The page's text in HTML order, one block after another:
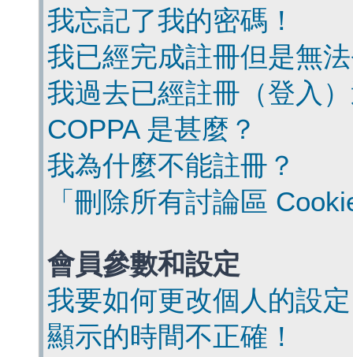
我忘記了我的密碼！
我已經完成註冊但是無
我過去已經註冊（登入
COPPA 是甚麼？
我為什麼不能註冊？
「刪除所有討論區
會員參數和設定
我要如何更改個人的設
顯示的時間不正確！